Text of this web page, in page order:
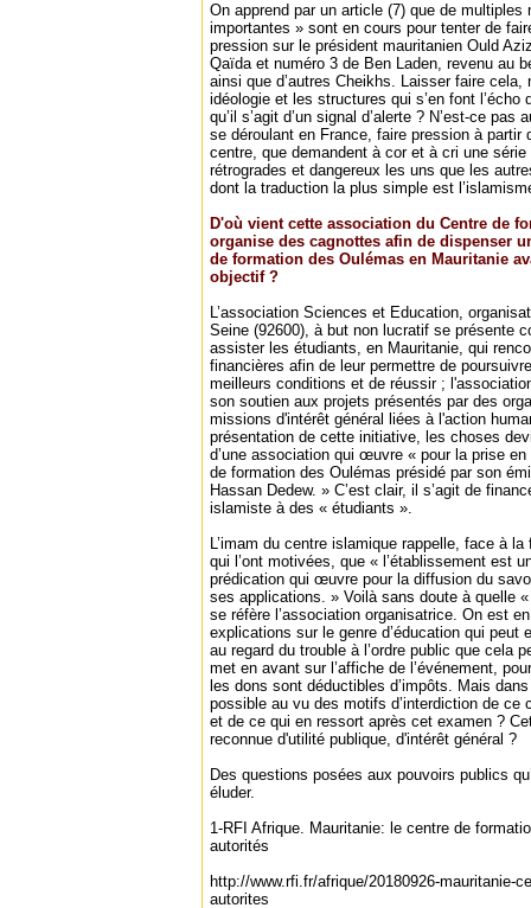
On apprend par un article (7) que de
importantes » sont en cours pour tenter de
pression sur le président mauritanien Ould
Qaïda et numéro 3 de Ben Laden, revenu au
ainsi que d’autres Cheikhs. Laisser faire cela,
idéologie et les structures qui s’en font
qu’il s’agit d’un signal d’alerte ? N’est-ce
se déroulant en France, faire pression à partir
centre, que demandent à cor et à cri une série
rétrogrades et dangereux les uns que les
dont la traduction la plus simple est
D'où vient cette association du Centre de
organise des cagnottes afin de dispenser
de formation des Oulémas en Mauritanie
objectif ?
L’association Sciences et Education,
Seine (92600), à but non lucratif se présente
assister les étudiants, en Mauritanie, qui
financières afin de leur permettre de
meilleurs conditions et de réussir ;
son soutien aux projets présentés par des
missions d'intérêt général liées à l'action
présentation de cette initiative, les choses
d’une association qui œuvre « pour la prise
de formation des Oulémas présidé par son
Hassan Dedew. » C’est clair, il s’agit de
islamiste à des « étudiants ».
L’imam du centre islamique rappelle, face à
qui l’ont motivées, que « l’établissement est
prédication qui œuvre pour la diffusion du
ses applications. » Voilà sans doute à quelle
se réfère l’association organisatrice. On est
explications sur le genre d’éducation qui peut
au regard du trouble à l’ordre public que cela
met en avant sur l’affiche de l’événement,
les dons sont déductibles d’impôts. Mais
possible au vu des motifs d’interdiction de ce
et de ce qui en ressort après cet examen ?
reconnue d'utilité publique, d'intérêt général ?
Des questions posées aux pouvoirs publics
éluder.
1-RFI Afrique. Mauritanie: le centre de
autorités
http://www.rfi.fr/afrique/20180926-mauritanie-
autorites